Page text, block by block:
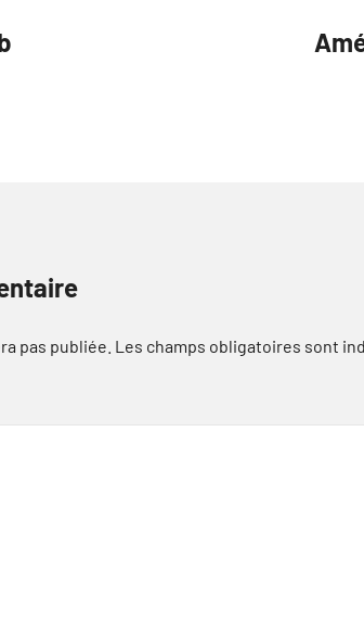
pas publiée. Les champs obligatoires sont